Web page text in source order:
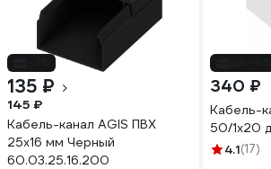
135 ₽
145 ₽
Кабель-канал AGIS ПВХ
25x16 мм Черный
60.03.25.16.200
340 ₽
Кабель-
50/1x20
4.1(17)